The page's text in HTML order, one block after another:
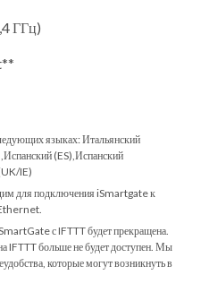
ГГц)
языках: Итальянский
(ES),Испанский
IE)
для подключения iSmartgate к
с IFTTT будет прекращена.
IFTTT больше не будет доступен. Мы
которые могут возникнуть в